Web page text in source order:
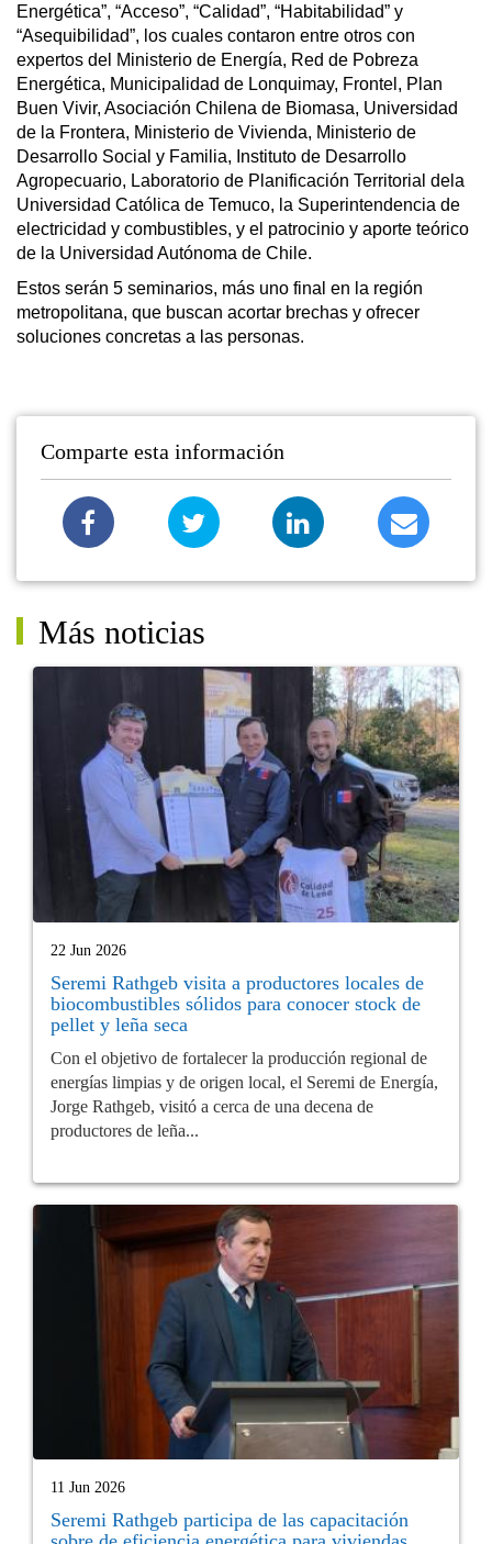
Energética”, “Acceso”, “Calidad”, “Habitabilidad” y
“Asequibilidad”, los cuales contaron entre otros con
expertos del Ministerio de Energía, Red de Pobreza
Energética, Municipalidad de Lonquimay, Frontel, Plan
Buen Vivir, Asociación Chilena de Biomasa, Universidad
de la Frontera, Ministerio de Vivienda, Ministerio de
Desarrollo Social y Familia, Instituto de Desarrollo
Agropecuario, Laboratorio de Planificación Territorial dela
Universidad Católica de Temuco, la Superintendencia de
electricidad y combustibles, y el patrocinio y aporte teórico
de la Universidad Autónoma de Chile.
Estos serán 5 seminarios, más uno final en la región
metropolitana, que buscan acortar brechas y ofrecer
soluciones concretas a las personas.
Comparte esta información
Más noticias
22 Jun 2026
Seremi Rathgeb visita a productores locales de
biocombustibles sólidos para conocer stock de
pellet y leña seca
Con el objetivo de fortalecer la producción regional de
energías limpias y de origen local, el Seremi de Energía,
Jorge Rathgeb, visitó a cerca de una decena de
productores de leña...
11 Jun 2026
Seremi Rathgeb participa de las capacitación